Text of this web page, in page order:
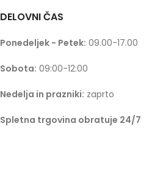
DELOVNI ČAS
Ponedeljek - Petek: 09.00-17.00
Sobota: 09:00-12:00
Nedelja in prazniki: zaprto
Spletna trgovina obratuje 24/7